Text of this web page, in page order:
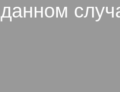
данном